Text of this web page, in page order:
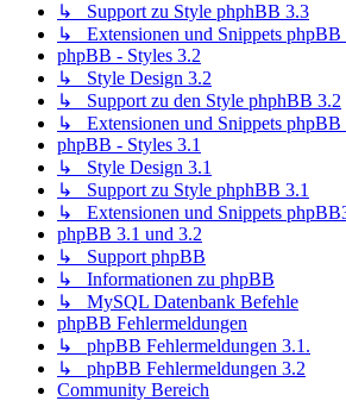
↳ Support zu Style phphBB 3.3
↳ Extensionen und Snippets phpBB
phpBB - Styles 3.2
↳ Style Design 3.2
↳ Support zu den Style phphBB 3.2
↳ Extensionen und Snippets phpBB
phpBB - Styles 3.1
↳ Style Design 3.1
↳ Support zu Style phphBB 3.1
↳ Extensionen und Snippets
phpBB 3.1 und 3.2
↳ Support phpBB
↳ Informationen zu phpBB
↳ MySQL Datenbank Befehle
phpBB Fehlermeldungen
↳ phpBB Fehlermeldungen 3.1.
↳ phpBB Fehlermeldungen 3.2
Community Bereich